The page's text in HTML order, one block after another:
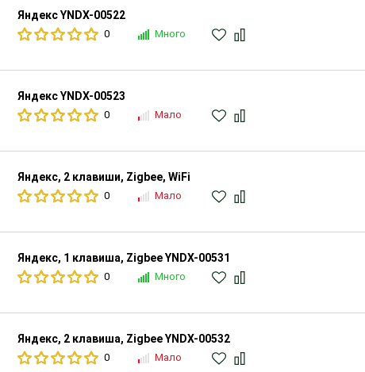
Яндекс YNDX-00522
0 Много
Яндекс YNDX-00523
0 Мало
Яндекс, 2 клавиши, Zigbee, WiFi
0 Мало
Яндекс, 1 клавиша, Zigbee YNDX-00531
0 Много
Яндекс, 2 клавиша, Zigbee YNDX-00532
0 Мало